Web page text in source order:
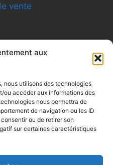
aux
nous utilisons des technologies
ou accéder aux informations des
nous permettra de
de navigation ou les ID
ou de retirer son
sur certaines caractéristiques
vente
– Apt12 – 31200